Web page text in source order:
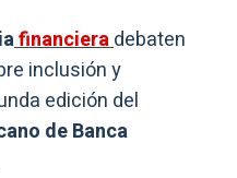
financieradebaten
inclusión y
edición del
de Banca